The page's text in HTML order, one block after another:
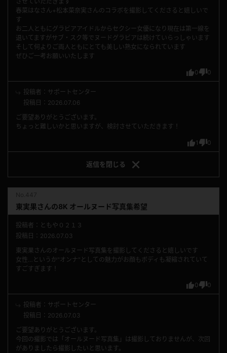
0 0
春菜はなさん+松本菜奈実さんのコラボを撮影してくださると嬉しいで
す
お二人ともにグラビアアイドルからセクシー女優になり現在は第一線を
退いてますがサブ・スク等でヌードグラビアは続けていらっしゃいます
そして何よりご両人ともにとても美しい熟女になられています
ぜひご一考お願いいたします
投稿者：サポートセンター
投稿日：2026.07.06
1 0
ご要望ありがとうございます。
ちょっと難しいかと思いますが、検討させていただきます！
返信を 閉じる
東実果さんの8K オールヌード写真集希望
投稿者：ともや０２１３
投稿日：2026.07.03
0 0
東実果さんのオールヌード写真集を撮影してくださると嬉しいです
女性…というか"オンナ"としての魅力がお顔もボディも凝縮されていて
すごすぎます！
投稿者：サポートセンター
投稿日：2026.07.03
ご要望ありがとうございます。
今回の撮影では「オールヌード写真集」は撮影しておりませんが、次回
がありましたら撮影したいと思います。